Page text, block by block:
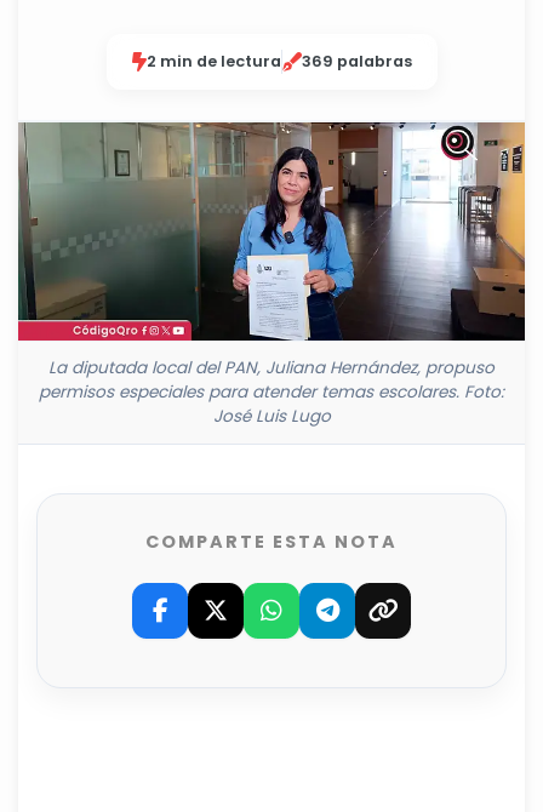
2 min de lectura 369 palabras
La diputada local del PAN, Juliana Hernández, propuso
permisos especiales para atender temas escolares. Foto:
José Luis Lugo
COMPARTE ESTA NOTA